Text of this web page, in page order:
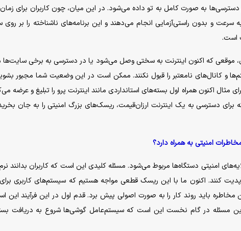
به صورت کامل به تو داده می‌شود. در این میان، چون کاربران برای زمان
سرعت و بدون راستی‌آزمایی انجام می‌دهند و این برنامه‌های ناشناخته را بر
است.
موقعی که اکنون اینترنت به سختی وصل می‌شود یا در دسترسی به برخی
و کانال‌های نامعتبر را قبول نکنند. ممکن است در این وضعیت شما مجبور
مثال اکنون همراه اول بسته‌های استانداردی مانند اینترنت پرو را تبلیغ و عرضه
برای دسترسی به یک اینترنت ارزان‌قیمت، ریسک‌های بزرگ امنیتی را به جان
امنیتی به همراه دارد؟
امنیتی دستگاه‌ها مربوط می‌شود. مسئله کلیدی این است که کاربران بدانند
کنند. اکنون ما با این ریسک قطعی مواجه هستیم که سیستم‌های کاربری
مخاطره باید روند کار را به صورت اصولی پیش برد. قدم اول در این فرآیند این
مسئله در گام نخست این است که سیستم‌عامل گوشی‌ها شروع به دریافت